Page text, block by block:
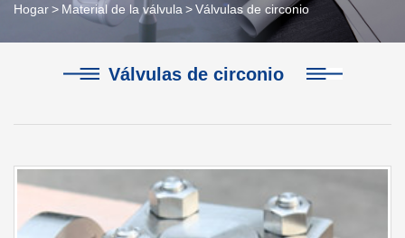
Hogar Material de la válvula Válvulas de circonio
Válvulas de circonio